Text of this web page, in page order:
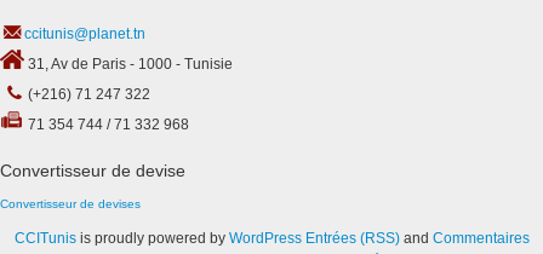
ccitunis@planet.tn
31, Av de Paris - 1000 - Tunisie
(+216) 71 247 322
71 354 744 / 71 332 968
Convertisseur de devise
Convertisseur de devises
CCITunisis proudly powered by WordPress Entrées (RSS)and Commentaires